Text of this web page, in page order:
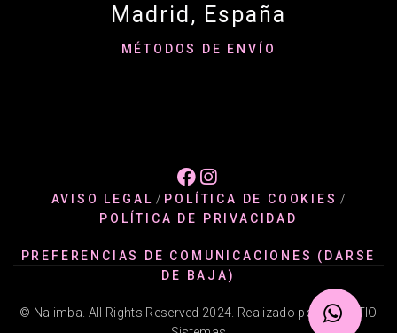
Madrid, España
MÉTODOS DE ENVÍO
AVISO LEGAL / POLÍTICA DE COOKIES /
POLÍTICA DE PRIVACIDAD
PREFERENCIAS DE COMUNICACIONES (DARSE
DE BAJA)
© Nalimba. All Rights Reserved 2024. Realizado por @ADATIO
 